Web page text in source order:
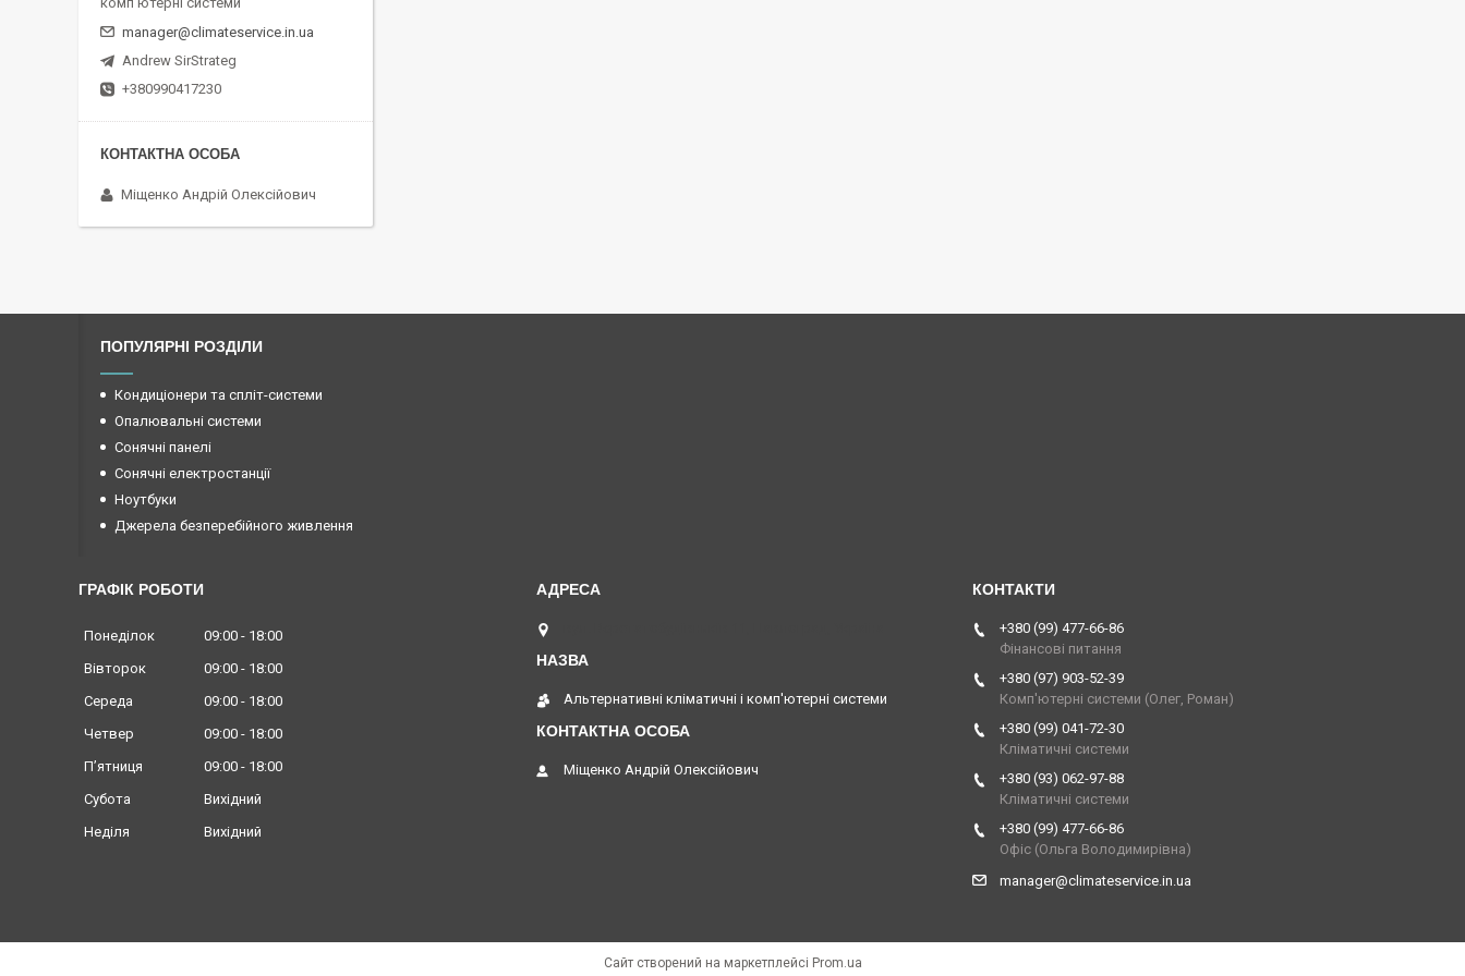
manager@climateservice.in.ua
Andrew SirStrateg
+380990417230
Міщенко Андрій Олексійович
ПОПУЛЯРНІ РОЗДІЛИ
Кондиціонери та спліт-системи
Опалювальні системи
Сонячні панелі
Сонячні електростанції
Ноутбуки
Джерела безперебійного живлення
ГРАФІК РОБОТИ
Понеділок 09:00
18:00
Вівторок
09:00
18:00
Середа
09:00
18:00
Четвер
09:00
18:00
Пʼятниця
09:00
18:00
Субота
Вихідний
Неділя
Вихідний
Альтернативні кліматичні і комп'ютерні системи
Міщенко Андрій Олексійович
+380 (99) 477-66-86
Фінансові питання
+380 (97) 903-52-39
Комп'ютерні системи (Олег, Роман)
+380 (99) 041-72-30
Кліматичні системи
+380 (93) 062-97-88
Кліматичні системи
+380 (99) 477-66-86
Офіс (Ольга Володимирівна)
manager@climateservice.in.ua
Сайт створений на маркетплейсі Prom.ua